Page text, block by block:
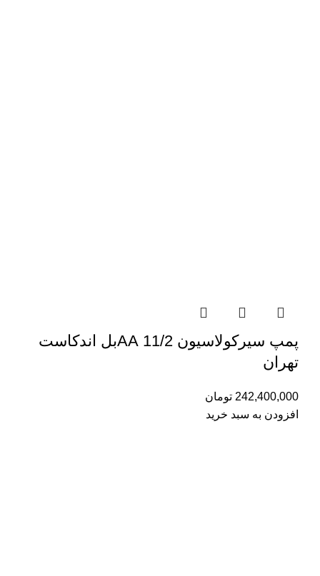
پمپ سیرکولاسیون 11/2 AAبل اندکاست
تهران
242,400,000 تومان
افزودن به سبد خرید